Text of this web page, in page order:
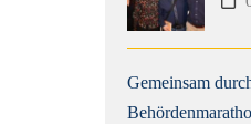
Gemeinsam